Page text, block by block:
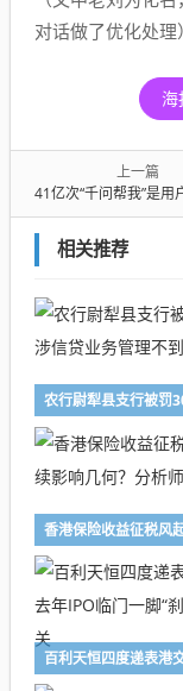
对话做了优化处理
海
上一篇
41亿次“千问帮我”是用户习惯的
相关推荐